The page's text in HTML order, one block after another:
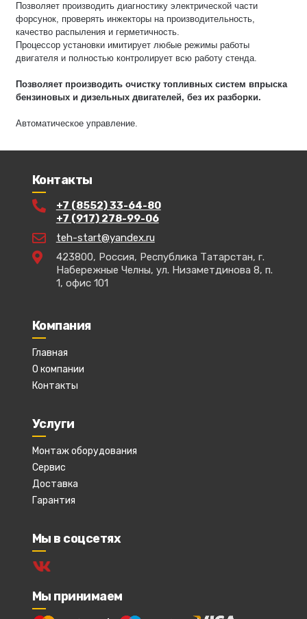
Позволяет производить диагностику электрической части
форсунок, проверять инжекторы на производительность,
качество распыления и герметичность.
Процессор установки имитирует любые режимы работы
двигателя и полностью контролирует всю работу стенда.
Позволяет производить очистку топливных систем впрыска
бензиновых и дизельных двигателей, без их разборки.
Автоматическое управление.
Контакты
+7 (8552) 33-64-80
+7 (917) 278-99-06
teh-start@yandex.ru
423800, Россия, Республика Татарстан, г.
Набережные Челны, ул. Низаметдинова 8, п.
1, офис 101
Компания
Главная
О компании
Контакты
Услуги
Монтаж оборудования
Сервис
Доставка
Гарантия
Мы в соцсетях
Мы принимаем